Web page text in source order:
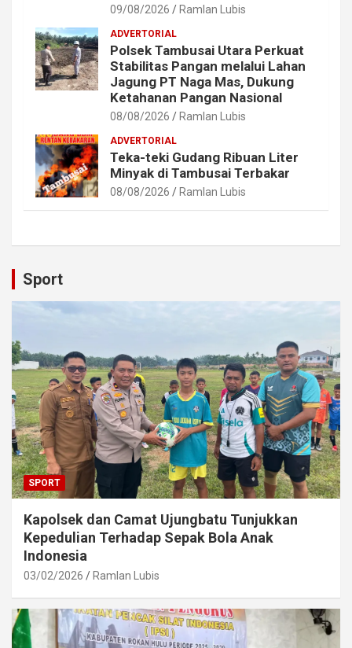
09/08/2026 Ramlan Lubis
ADVERTORIAL
Polsek Tambusai Utara Perkuat
Stabilitas Pangan melalui Lahan
Jagung PT Naga Mas, Dukung
Ketahanan Pangan Nasional
08/08/2026 Ramlan Lubis
ADVERTORIAL
Teka-teki Gudang Ribuan Liter
Minyak di Tambusai Terbakar
08/08/2026 Ramlan Lubis
Sport
SPORT
Kapolsek dan Camat Ujungbatu Tunjukkan
Kepedulian Terhadap Sepak Bola Anak
Indonesia
03/02/2026 Ramlan Lubis